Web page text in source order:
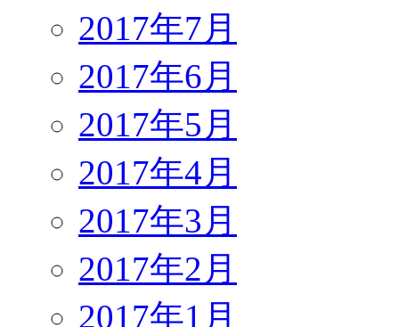
2017年7月
2017年6月
2017年5月
2017年4月
2017年3月
2017年2月
2017年1月